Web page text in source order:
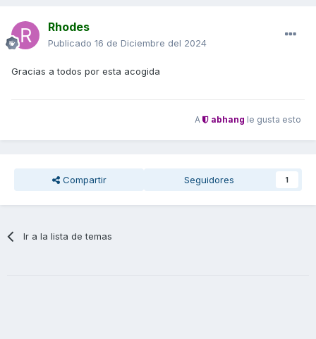
Rhodes
Publicado 16 de Diciembre del 2024
Gracias a todos por esta acogida
A abhang le gusta esto
Compartir Seguidores 1
Ir a la lista de temas